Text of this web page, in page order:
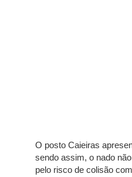
O posto Caieiras
sendo assim, o nado
pelo risco de colisão